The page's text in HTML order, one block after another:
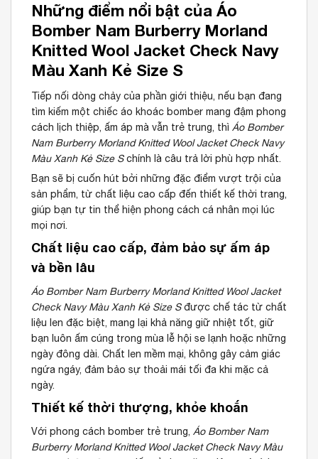
Những điểm nổi bật của Áo
Bomber Nam Burberry Morland
Knitted Wool Jacket Check Navy
Màu Xanh Kẻ Size S
Tiếp nối dòng chảy của phần giới thiệu, nếu bạn đang
tìm kiếm một chiếc áo khoác bomber mang đậm phong
cách lịch thiệp, ấm áp mà vẫn trẻ trung, thì Áo Bomber
Nam Burberry Morland Knitted Wool Jacket Check Navy
Màu Xanh Kẻ Size Schính là câu trả lời phù hợp nhất.
Bạn sẽ bị cuốn hút bởi những đặc điểm vượt trội của
sản phẩm, từ chất liệu cao cấp đến thiết kế thời trang,
giúp bạn tự tin thể hiện phong cách cá nhân mọi lúc
mọi nơi.
Chất liệu cao cấp, đảm bảo sự ấm áp
và bền lâu
Áo Bomber Nam Burberry Morland Knitted Wool Jacket
Check Navy Màu Xanh Kẻ Size Sđược chế tác từ chất
liệu len đặc biệt, mang lại khả năng giữ nhiệt tốt, giữ
bạn luôn ấm cúng trong mùa lễ hội se lạnh hoặc những
ngày đông dài. Chất len mềm mại, không gây cảm giác
ngứa ngáy, đảm bảo sự thoải mái tối đa khi mặc cả
ngày.
Thiết kế thời thượng, khỏe khoắn
Với phong cách bomber trẻ trung, Áo Bomber Nam
Burberry Morland Knitted Wool Jacket Check Navy Màu